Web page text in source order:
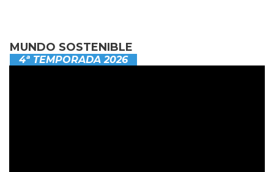
MUNDO SOSTENIBLE
4ª TEMPORADA 2026